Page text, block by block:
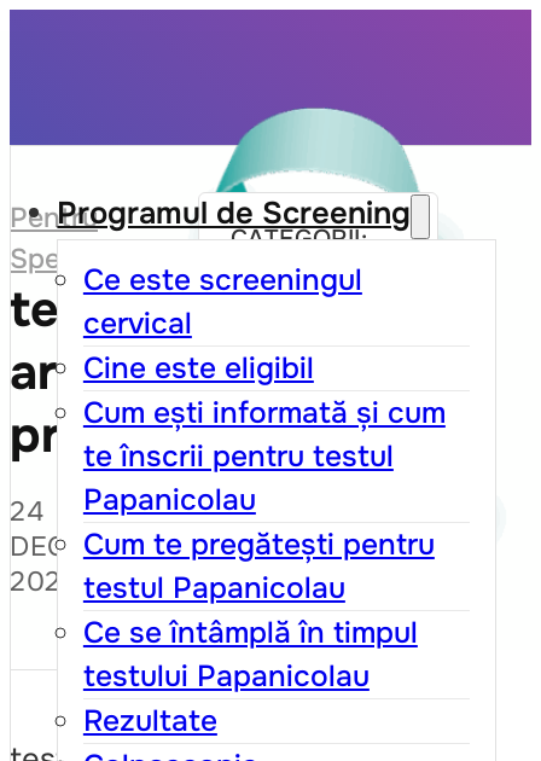
Programul de Screening
Ce este screeningul
cervical
Cine este eligibil
Cum ești informată și cum
te înscrii pentru testul
Papanicolau
Cum te pregătești pentru
testul Papanicolau
Ce se întâmplă în timpul
testului Papanicolau
Rezultate
Pentru
Specialiști
test
articol
privat 4
24
DECEMBRIE
2025
CATEGORII:
și membrii
Documente
interne
Cadrul
normativ
Publicații
Evenimente